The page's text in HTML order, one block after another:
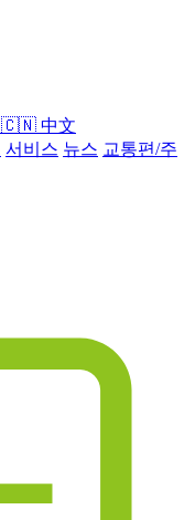
🇨🇳 中文
서비스 뉴스 교통편/주